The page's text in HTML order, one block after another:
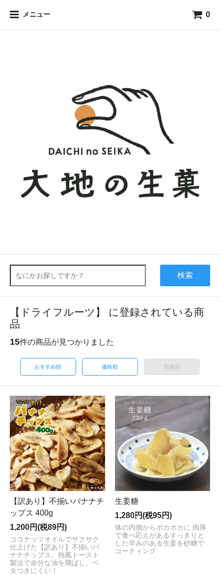
メニュー 0
検索
【ドライフルーツ】 に登録されている商
品
15件の商品が見つかりました
おすすめ順 価格順 新着順
【訳あり】不揃いバナナチ
ップス 400g
1,200円(税89円)
ココナッツオイルでサクサク
仕上げた【訳あり】不揃いバ
ナナチップス。熱風トースト
製法で余分な油を飛ばし、ベ
タつきにくい！
生姜糖
1,280円(税95円)
体の内側からポカポカに 肉厚
で食べ応えがあるすっきりと
した辛みのある生姜を砂糖で
コーティング